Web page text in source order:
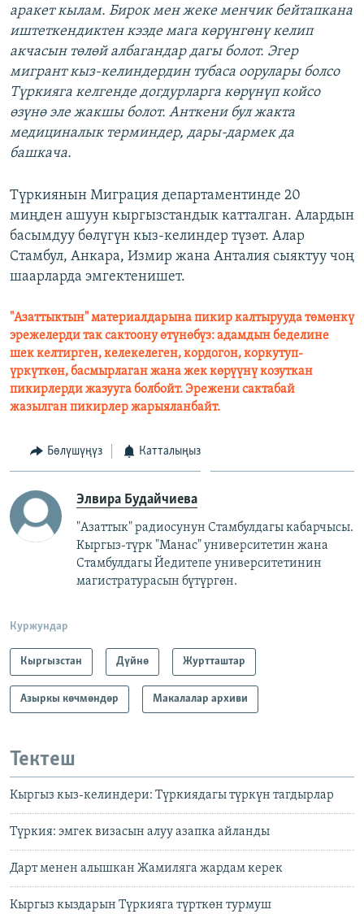
аракет кылам. Бирок мен жеке менчик бейтапкана
иштеткендиктен кээде мага көрүнгөнү келип
акчасын төлөй албагандар дагы болот. Эгер
мигрант кыз-келиндердин тубаса оорулары болсо
Түркияга келгенде догдурларга көрүнүп койсо
өзүнө эле жакшы болот. Анткени бул жакта
медициналык терминдер, дары-дармек да
башкача.
Түркиянын Миграция департаментинде 20
миңден ашуун кыргызстандык катталган. Алардын
басымдуу бөлүгүн кыз-келиндер түзөт. Алар
Стамбул, Анкара, Измир жана Анталия сыяктуу чоң
шаарларда эмгектенишет.
"Азаттыктын" материалдарына пикир калтырууда төмөнкү
эрежелерди так сактоону өтүнөбүз: адамдын беделине
шек келтирген, келекелеген, кордогон, коркутуп-
үркүткөн, басмырлаган жана жек көрүүнү козуткан
пикирлерди жазууга болбойт. Эрежени сактабай
жазылган пикирлер жарыяланбайт.
Бөлүшүңүз Катталыңыз
Элвира Будайчиева
"Азаттык" радиосунун Стамбулдагы кабарчысы.
Кыргыз-түрк "Манас" университетин жана
Стамбулдагы Йедитепе университетинин
магистратурасын бүтүргөн.
Куржундар
Кыргызстан Дүйнө Журтташтар
Азыркы көчмөндөр Макалалар архиви
Тектеш
Кыргыз кыз-келиндери: Түркиядагы түркүн тагдырлар
Түркия: эмгек визасын алуу азапка айланды
Дарт менен алышкан Жамиляга жардам керек
Кыргыз кыздарын Түркияга түрткөн турмуш